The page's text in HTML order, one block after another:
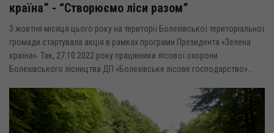
країна” - “Створюємо ліси разом”
З жовтня місяця цього року на території Болехівської територіальної
громади стартувала акція в рамках програми Президента «Зелена
країна». Так, 27.10.2022 року працівники лісової охорони
Болехівського лісництва ДП «Болехівське лісове господарство»...